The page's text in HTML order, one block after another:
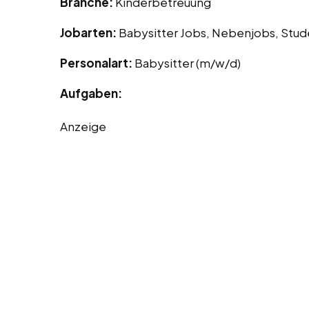
Jobarten: Babysitter Jobs, Nebenjobs,
Personalart: Babysitter (m/w/d)
Aufgaben:
Anzeige